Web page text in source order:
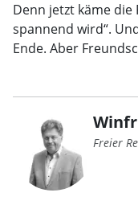
Denn jetzt käme die
spannend wird“.
Ende. Aber
Freier